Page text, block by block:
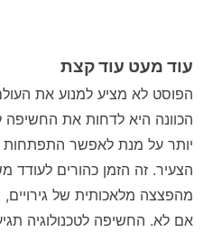
עוד מעט עוד קצת
הפוסט לא מציע למנוע את
הכוונה היא לדחות את החשיפה
יותר על מנת לאפשר התפתחות
הצעיר. זה הזמן כהורים לעודד
מהפצצה מלאכותית של גירויים,
אם לא. החשיפה לטכנולוגיה